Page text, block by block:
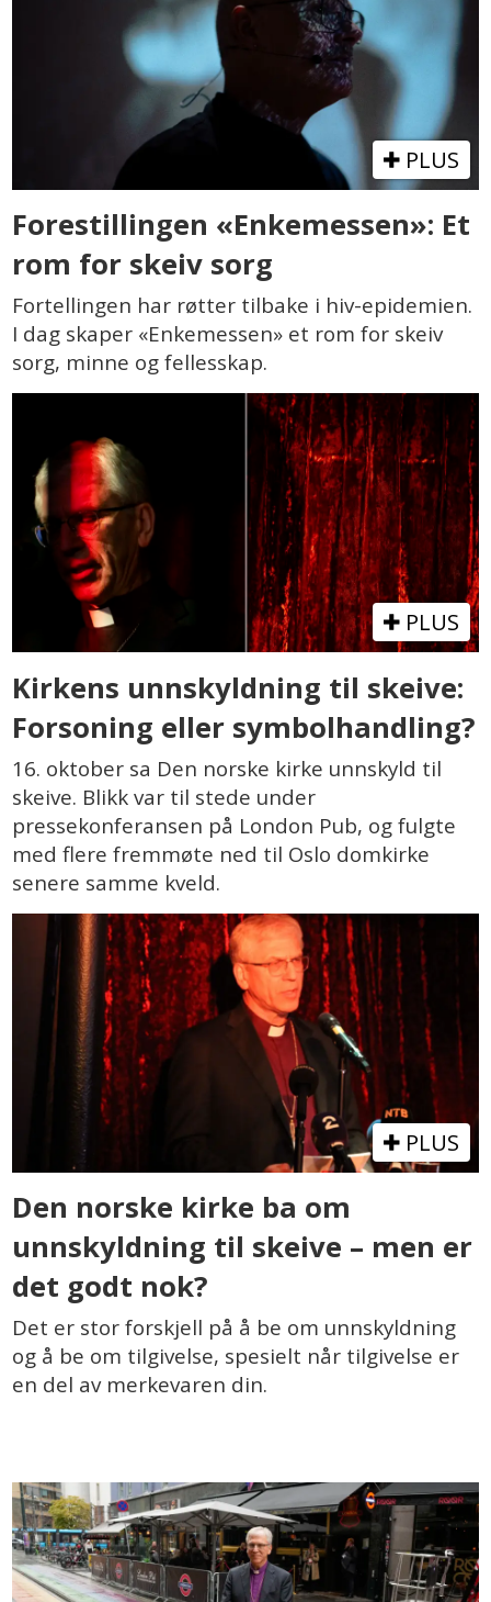
PLUS
Forestillingen «Enkemessen»: Et
rom for skeiv sorg
Fortellingen har røtter tilbake i hiv-epidemien.
I dag skaper «Enkemessen» et rom for skeiv
sorg, minne og fellesskap.
PLUS
Kirkens unnskyldning til skeive:
Forsoning eller symbolhandling?
16. oktober sa Den norske kirke unnskyld til
skeive. Blikk var til stede under
pressekonferansen på London Pub, og fulgte
med flere fremmøte ned til Oslo domkirke
senere samme kveld.
PLUS
Den norske kirke ba om
unnskyldning til skeive – men er
det godt nok?
Det er stor forskjell på å be om unnskyldning
og å be om tilgivelse, spesielt når tilgivelse er
en del av merkevaren din.